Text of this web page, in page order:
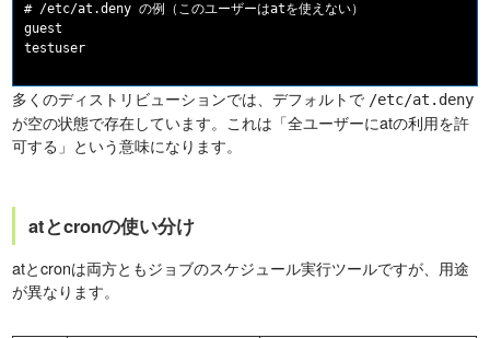
# /etc/at.deny の例（このユーザーはatを使えない）
guest
多くのディストリビューションでは、デフォルトで /etc/at.deny
が空の状態で存在しています。これは「全ユーザーにatの利用を許
可する」という意味になります。
atとcronの使い分け
atとcronは両方ともジョブのスケジュール実行ツールですが、用途
が異なります。